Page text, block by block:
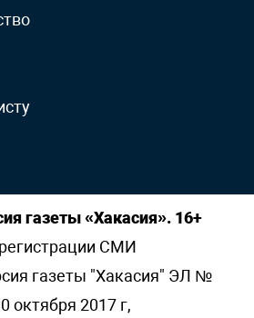
газеты «Хакасия». 16+
СМИ
газеты "Хакасия" ЭЛ №
октября 2017 г,